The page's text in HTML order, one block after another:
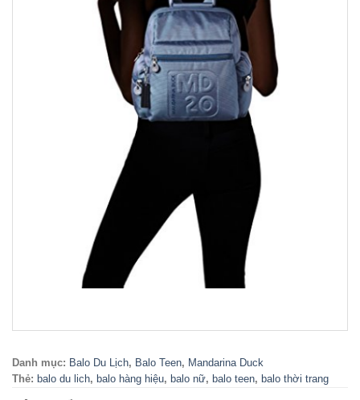
Danh mục: Balo Du Lịch, Balo Teen, Mandarina Duck
Thẻ: balo du lich, balo hàng hiệu, balo nữ, balo teen, balo thời trang